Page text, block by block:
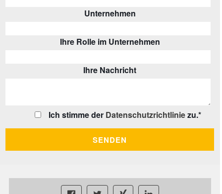
Unternehmen
Ihre Rolle im Unternehmen
Ihre Nachricht
Ich stimme der Datenschutzrichtliniezu.*